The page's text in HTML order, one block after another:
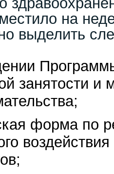
на
выделить
занятости и
форма по